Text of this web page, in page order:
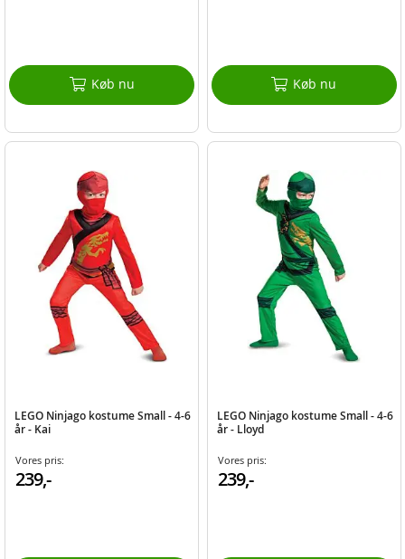
Køb nu Køb nu
LEGO Ninjago kostume Small - 4-6
år - Kai
Vores pris:
239,-
LEGO Ninjago kostume Small - 4-6
år - Lloyd
Vores pris:
239,-